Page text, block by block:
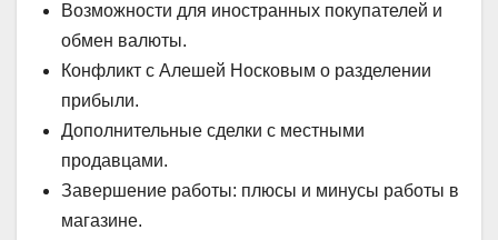
Возможности для иностранных покупателей и
обмен валюты.
Конфликт с Алешей Носковым о разделении
прибыли.
Дополнительные сделки с местными
продавцами.
Завершение работы: плюсы и минусы работы в
магазине.